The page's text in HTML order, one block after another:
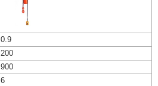
0.9
200
900
6